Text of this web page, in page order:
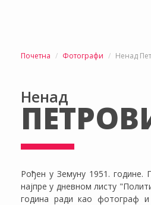
Почетна Фотографи Ненад
Ненад
Рођен у Земуну 1951.
најпре у дневном листу
година ради као фотограф и